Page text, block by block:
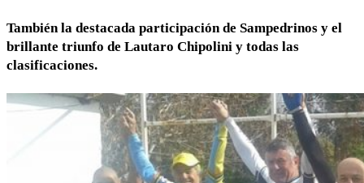
También la destacada participación de Sampedrinos y el
brillante triunfo de Lautaro Chipolini y todas las
clasificaciones.